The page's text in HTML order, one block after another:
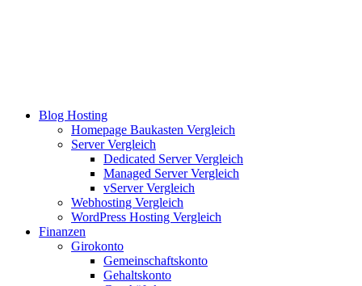
Blog Hosting
Homepage Baukasten Vergleich
Server Vergleich
Dedicated Server Vergleich
Managed Server Vergleich
vServer Vergleich
Webhosting Vergleich
WordPress Hosting Vergleich
Finanzen
Girokonto
Gemeinschaftskonto
Gehaltskonto